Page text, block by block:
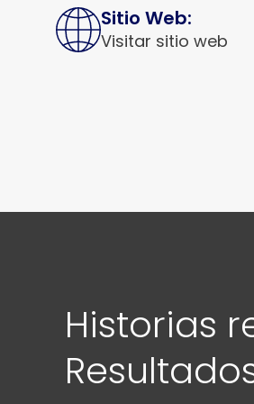
Sitio Web:
Visitar sitio web
Historias